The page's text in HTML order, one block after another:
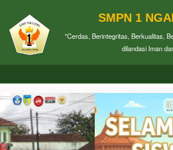
SMPN 1
"Cerdas, Berintegritas, Berkualitas,
dilandasi Iman